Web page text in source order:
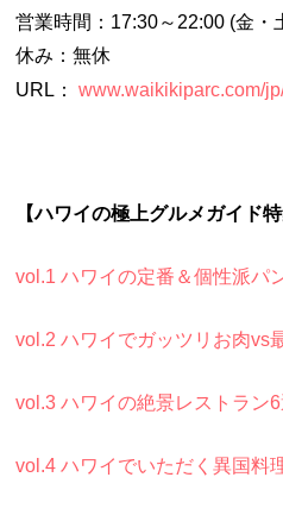
営業時間：17:30～22:00 (金・
休み：無休
URL：www.waikikiparc.com/
【ハワイの極上グルメガイド
vol.1 ハワイの定番＆個性派パ
vol.2 ハワイでガッツリお肉vs
vol.3 ハワイの絶景レストラン6
vol.4 ハワイでいただく異国料